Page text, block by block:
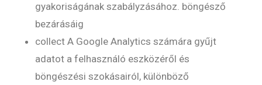
gyakoriságának szabályzásához. böngésző
bezárásáig
collect A Google Analytics számára gyűjt
adatot a felhasználó eszközéről és
böngészési szokásairól, különböző